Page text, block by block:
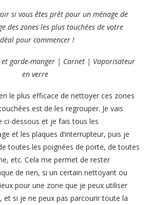
si vous êtes prêt pour un ménage de
des zones les plus touchées de votre
pour commencer !
et garde-manger | Carnet | Vaporisateur
en verre
le plus efficace de nettoyer ces zones
est de les regrouper. Je vais
ci-dessous et je fais tous les
et les plaques d’interrupteur, puis je
toutes les poignées de porte, de toutes
etc. Cela me permet de rester
de rien, si un certain nettoyant ou
pour une zone que je peux utiliser
si je ne peux pas parcourir toute la